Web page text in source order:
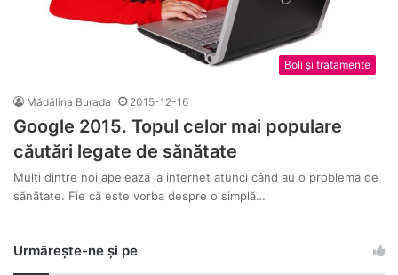
Boli și tratamente
Mădălina Burada 2015-12-16
Google 2015. Topul celor mai populare
căutări legate de sănătate
Mulți dintre noi apelează la internet atunci când au o problemă de
sănătate. Fie că este vorba despre o simplă…
Urmărește-ne și pe